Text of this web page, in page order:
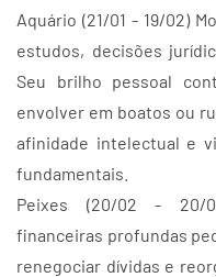
Aquário (21/01 - 19/02)
estudos, decisões
Seu brilho pessoal
envolver em boatos ou
afinidade intelectual e
fundamentais.
Peixes (20/02 - 20/
financeiras profundas
renegociar dívidas e